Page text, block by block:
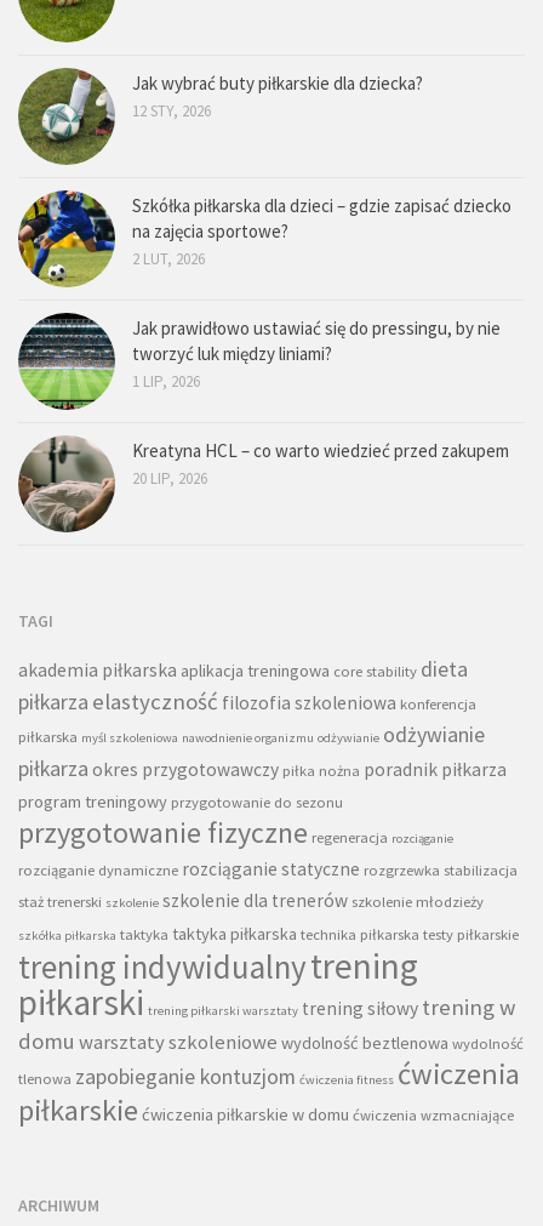
Jak wybrać buty piłkarskie dla dziecka?
12 STY, 2026
Szkółka piłkarska dla dzieci – gdzie zapisać dziecko
na zajęcia sportowe?
2 LUT, 2026
Jak prawidłowo ustawiać się do pressingu, by nie
tworzyć luk między liniami?
1 LIP, 2026
Kreatyna HCL – co warto wiedzieć przed zakupem
20 LIP, 2026
TAGI
akademia piłkarska aplikacja treningowa core stability dieta
piłkarza elastyczność filozofia szkoleniowa konferencja
piłkarska myśl szkoleniowa nawodnienie organizmu odżywianie odżywianie
piłkarza okres przygotowawczy piłka nożna poradnik piłkarza
program treningowy przygotowanie do sezonu
przygotowanie fizyczne regeneracja rozciąganie
rozciąganie dynamiczne rozciąganie statyczne rozgrzewka stabilizacja
staż trenerski szkolenie szkolenie dla trenerów szkolenie młodzieży
szkółka piłkarska taktyka taktyka piłkarska technika piłkarska testy piłkarskie
trening indywidualnytrening
piłkarski trening piłkarski warsztaty trening siłowy trening w
domu warsztaty szkoleniowe wydolność beztlenowa wydolność
tlenowa zapobieganie kontuzjom ćwiczenia fitness ćwiczenia
piłkarskie ćwiczenia piłkarskie w domu ćwiczenia wzmacniające
ARCHIWUM